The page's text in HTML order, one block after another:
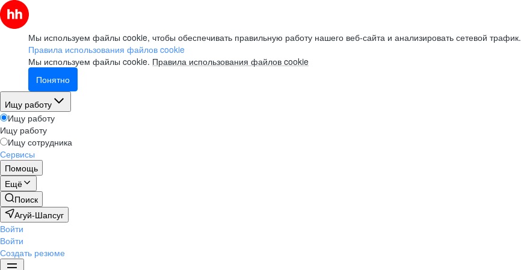
Мы используем файлы cookie, чтобы обеспечивать правильную работу нашего веб-сайта и анализировать сетевой трафик.
Правила использования файлов cookie
Мы используем файлы cookie. Правила использования файлов cookie
Понятно
Ищу работу
Ищу работу
Ищу работу
Ищу сотрудника
Сервисы
Помощь
Ещё
Поиск
Агуй-Шапсуг
Войти
Войти
Создать резюме